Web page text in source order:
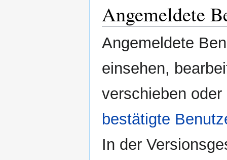
Angemeldete
Angemeldete
einsehen,
verschieben
bestätigte
In der